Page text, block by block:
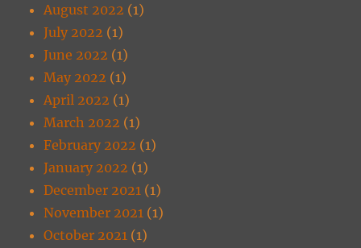
August 2022 (1)
July 2022 (1)
June 2022 (1)
May 2022 (1)
April 2022 (1)
March 2022 (1)
February 2022 (1)
January 2022 (1)
December 2021 (1)
November 2021 (1)
October 2021 (1)